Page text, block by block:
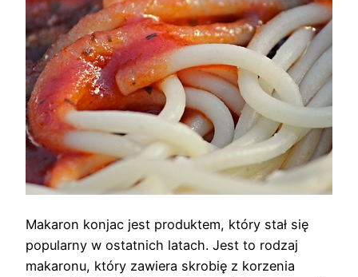
Makaron konjac jest produktem, który stał się
popularny w ostatnich latach. Jest to rodzaj
makaronu, który zawiera skrobię z korzenia